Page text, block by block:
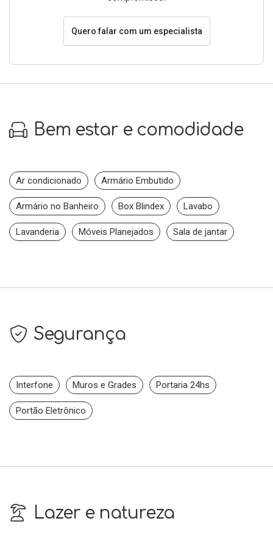
Quero falar com um especialista
Bem estar e comodidade
Ar condicionado Armário Embutido
Armário no Banheiro Box Blindex Lavabo
Lavanderia Móveis Planejados Sala de jantar
Segurança
Interfone Muros e Grades Portaria 24hs
Portão Eletrônico
Lazer e natureza